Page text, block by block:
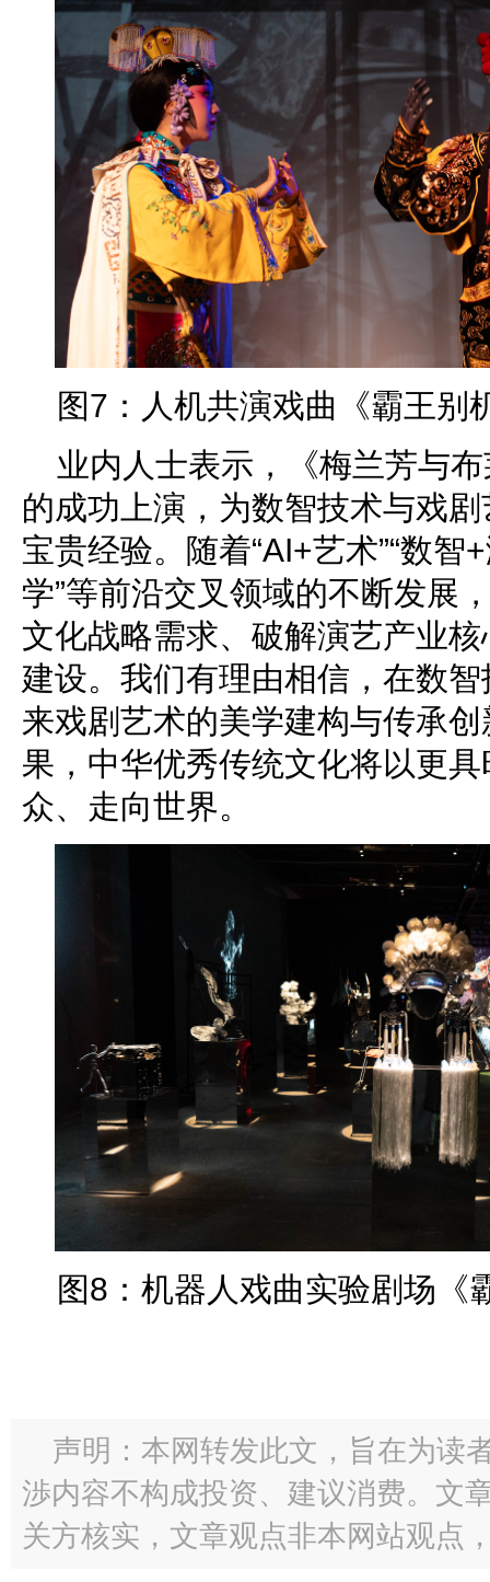
图7：人机共演戏曲《霸王别
业内人士表示，《梅兰芳与
的成功上演，为数智技术与戏
宝贵经验。随着“AI+艺术”“数智
学”等前沿交叉领域的不断发展
文化战略需求、破解演艺产业
建设。我们有理由相信，在数
来戏剧艺术的美学建构与传承
果，中华优秀传统文化将以更
众、走向世界。
图8：机器人戏曲实验剧场《
声明：本网转发此文，旨在为读
渉内容不构成投资、建议消费。文
关方核实，文章观点非本网站观点